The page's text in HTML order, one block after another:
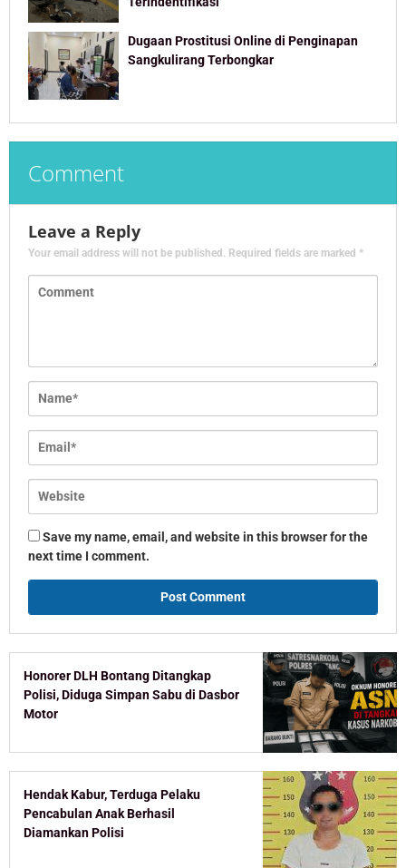
Dugaan Prostitusi Online di Penginapan
Sangkulirang Terbongkar
Comment
Leave a Reply
Your email address will not be published. Required fields are marked *
Save my name, email, and website in this browser for the
next time I comment.
Honorer DLH Bontang Ditangkap
Polisi, Diduga Simpan Sabu di Dasbor
Motor
Hendak Kabur, Terduga Pelaku
Pencabulan Anak Berhasil
Diamankan Polisi